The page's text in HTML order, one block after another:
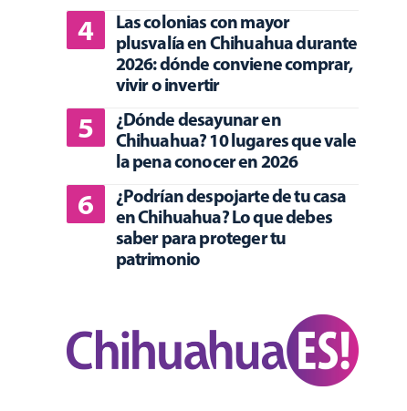
Las colonias con mayor
plusvalía en Chihuahua durante
2026: dónde conviene comprar,
vivir o invertir
¿Dónde desayunar en
Chihuahua? 10 lugares que vale
la pena conocer en 2026
¿Podrían despojarte de tu casa
en Chihuahua? Lo que debes
saber para proteger tu
patrimonio